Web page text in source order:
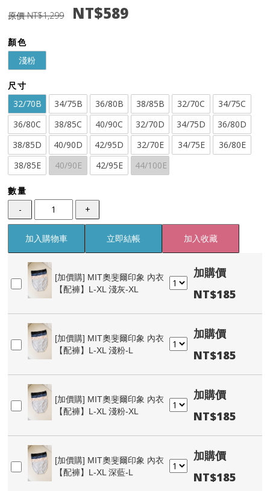
原價 NT$1,299 NT$589
顏色
淺粉
尺寸
32/70B 34/75B 36/80B 38/85B 32/70C
34/75C
36/80C
38/85C 40/90C 32/70D 34/75D
36/80D
38/85D
40/90D 42/95D 32/70E 34/75E
36/80E
38/85E
40/90E 42/95E 44/100E
數量
- +
加入購物車 立即結帳 加入收藏
[加價購] MIT奧斐爾印象 內衣
【配褲】L-XL 淺灰-XL
加購價
NT$185
[加價購] MIT奧斐爾印象 內衣
【配褲】L-XL 淺粉-L
加購價
NT$185
[加價購] MIT奧斐爾印象 內衣
【配褲】L-XL 淺粉-XL
加購價
NT$185
[加價購] MIT奧斐爾印象 內衣
【配褲】L-XL 深藍-L
加購價
NT$185